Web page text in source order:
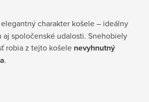
charakter košele – ideálny
spoločenské udalosti. Snehobiely
robia z tejto košele nevyhnutný
.